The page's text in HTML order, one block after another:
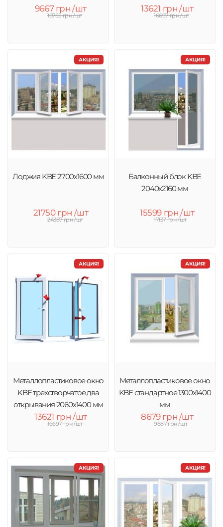
9667 грн /шт
10765 грн /шт
13621 грн /шт
16697 грн /шт
АКЦИЯ!
Лоджия KBE 2700х1600 мм
21750 грн /шт
24387 грн /шт
АКЦИЯ!
Балконный блок KBE
2040x2160 мм
15599 грн /шт
17137 грн /шт
АКЦИЯ!
Металлопластиковое окно
KBE трехстворчатое два
открывания 2060х1400 мм
13621 грн /шт
16697 грн /шт
АКЦИЯ!
Металлопластиковое окно
KBE стандартное 1300x1400
мм
8679 грн /шт
9887 грн /шт
АКЦИЯ! АКЦИЯ!